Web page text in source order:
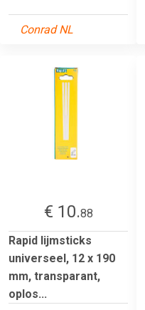
Conrad NL
€ 10.88
Rapid lijmsticks
universeel, 12 x 190
mm, transparant,
oplos...